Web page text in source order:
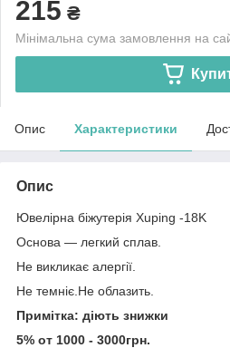
215 ₴
Мінімальна сума замовлення на
Опис Характеристики
Опис
Ювелірна біжутерія Xuping -18K
Основа — легкий сплав.
Не викликає алергії.
Не темніє.Не облазить.
Примітка: діють знижки
5% от 1000 - 3000грн.